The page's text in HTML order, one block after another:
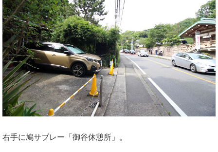
右手に鳩サブレー「御谷休憩所」。